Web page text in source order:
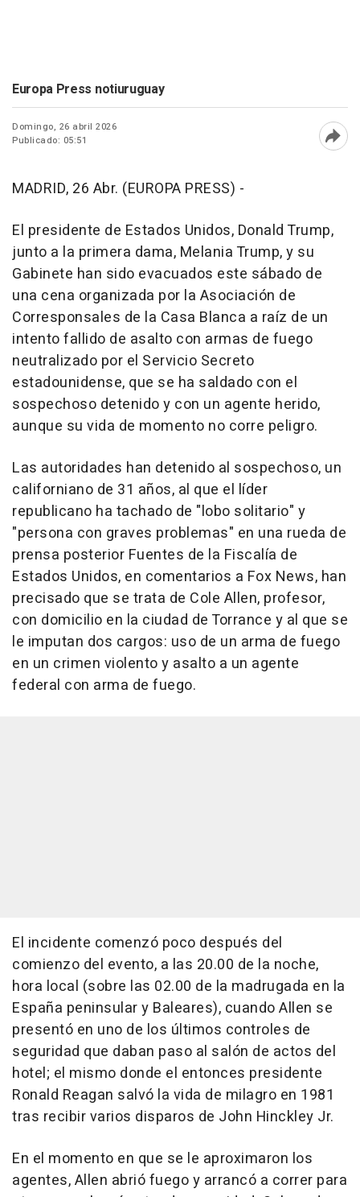
Europa Press notiuruguay
Domingo, 26 abril 2026
Publicado: 05:51
MADRID, 26 Abr. (EUROPA PRESS) -
El presidente de Estados Unidos, Donald Trump,
junto a la primera dama, Melania Trump, y su
Gabinete han sido evacuados este sábado de
una cena organizada por la Asociación de
Corresponsales de la Casa Blanca a raíz de un
intento fallido de asalto con armas de fuego
neutralizado por el Servicio Secreto
estadounidense, que se ha saldado con el
sospechoso detenido y con un agente herido,
aunque su vida de momento no corre peligro.
Las autoridades han detenido al sospechoso, un
californiano de 31 años, al que el líder
republicano ha tachado de "lobo solitario" y
"persona con graves problemas" en una rueda de
prensa posterior Fuentes de la Fiscalía de
Estados Unidos, en comentarios a Fox News, han
precisado que se trata de Cole Allen, profesor,
con domicilio en la ciudad de Torrance y al que se
le imputan dos cargos: uso de un arma de fuego
en un crimen violento y asalto a un agente
federal con arma de fuego.
El incidente comenzó poco después del
comienzo del evento, a las 20.00 de la noche,
hora local (sobre las 02.00 de la madrugada en la
España peninsular y Baleares), cuando Allen se
presentó en uno de los últimos controles de
seguridad que daban paso al salón de actos del
hotel; el mismo donde el entonces presidente
Ronald Reagan salvó la vida de milagro en 1981
tras recibir varios disparos de John Hinckley Jr.
En el momento en que se le aproximaron los
agentes, Allen abrió fuego y arrancó a correr para